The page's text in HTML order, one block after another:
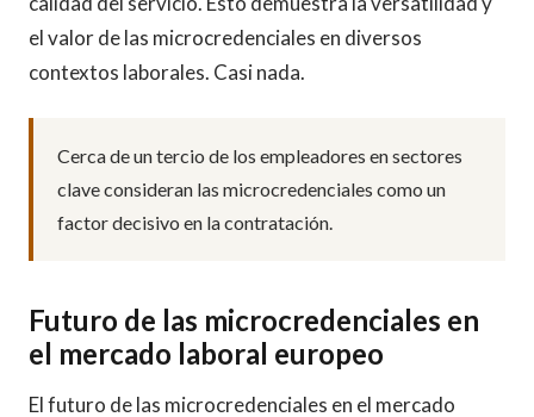
el valor de las microcredenciales en diversos
contextos laborales. Casi nada.
Cerca de un tercio de los empleadores en sectores
clave consideran las microcredenciales como un
factor decisivo en la contratación.
Futuro de las microcredenciales en
el mercado laboral europeo
El futuro de las microcredenciales en el mercado